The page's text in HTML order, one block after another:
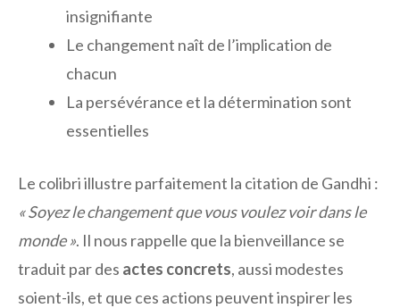
insignifiante
Le changement naît de l’implication de
chacun
La persévérance et la détermination sont
essentielles
Le colibri illustre parfaitement la citation de Gandhi :
« Soyez le changement que vous voulez voir dans le
monde ». Il nous rappelle que la bienveillance se
traduit par des actes concrets, aussi modestes
soient-ils, et que ces actions peuvent inspirer les